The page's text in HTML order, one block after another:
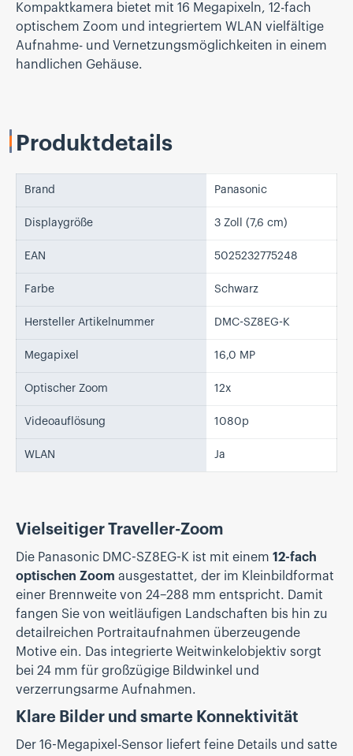
Kompaktkamera bietet mit 16 Megapixeln, 12-fach
optischem Zoom und integriertem WLAN vielfältige
Aufnahme- und Vernetzungsmöglichkeiten in einem
handlichen Gehäuse.
Produktdetails
Brand Panasonic
Displaygröße 3 Zoll (7,6 cm)
EAN 5025232775248
Farbe Schwarz
Hersteller Artikelnummer DMC-SZ8EG-K
Megapixel 16,0 MP
Optischer Zoom 12x
Videoauflösung 1080p
WLAN Ja
Vielseitiger Traveller-Zoom
Die Panasonic DMC-SZ8EG-K ist mit einem 12-fach
optischen Zoom ausgestattet, der im Kleinbildformat
einer Brennweite von 24–288 mm entspricht. Damit
fangen Sie von weitläufigen Landschaften bis hin zu
detailreichen Portraitaufnahmen überzeugende
Motive ein. Das integrierte Weitwinkel­objektiv sorgt
bei 24 mm für großzügige Bildwinkel und
verzerrungsarme Aufnahmen.
Klare Bilder und smarte Konnektivität
Der 16-Megapixel-Sensor liefert feine Details und satte